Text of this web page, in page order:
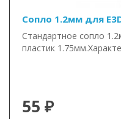
Сопло 1.2мм для
Стандартное сопло
пластик
55 ₽